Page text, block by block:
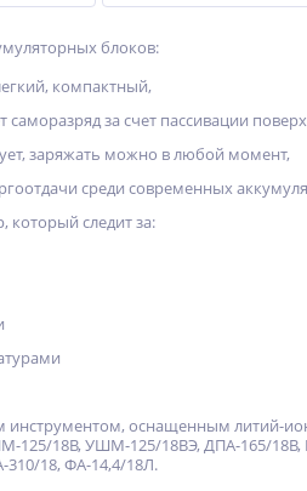
блоков:
компактный,
за счет пассивации
заряжать можно в любой момент,
среди современных
следит за:
инструментом, оснащенным литий-
125/18В, УШМ-125/18ВЭ, ДПА-165/
18, ФА-14,4/18Л.